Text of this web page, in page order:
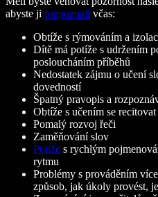
abyste ji rozpoznali včas:
Obtíže s rýmováním a
Dítě má potíže s udržením
posloucháním příběhů
Nedostatek zájmu o učení
dovedností
Špatný pravopis a
Obtíže s učením se
Pomalý rozvoj řeči
Zaměňování slov
Potíže s rychlým
rytmu
Problémy s prováděním
způsob, jak úkoly provést,